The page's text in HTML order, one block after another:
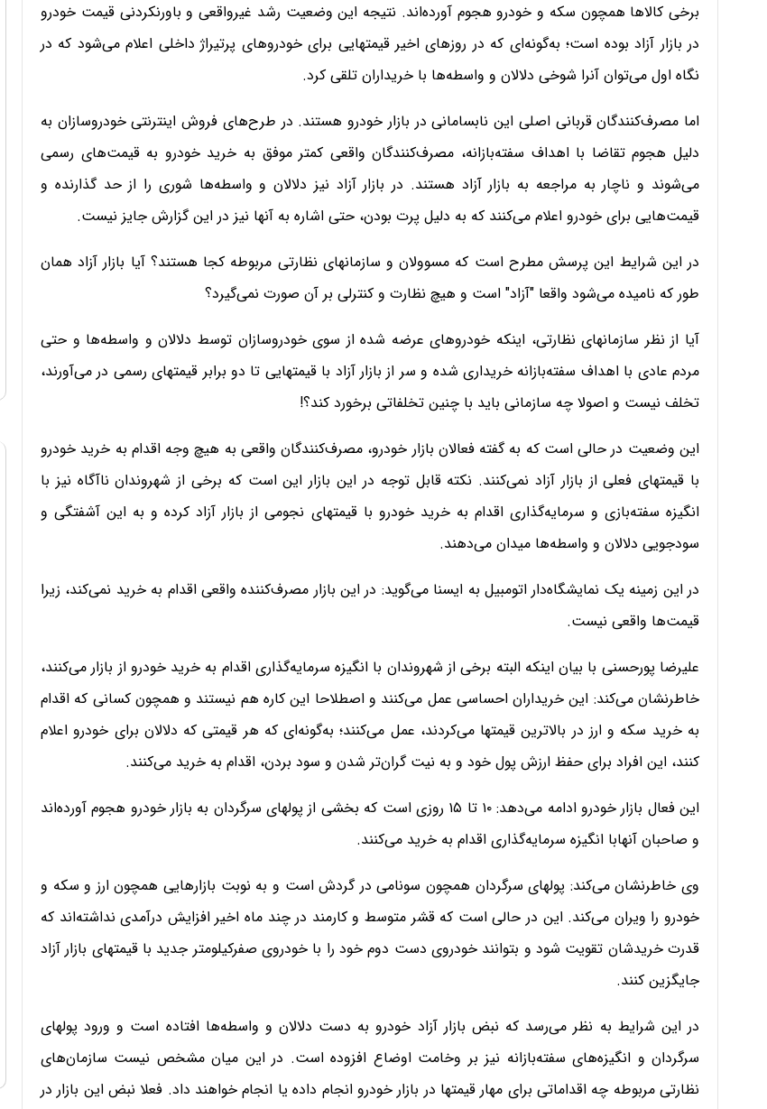
برخی کالاها همچون سکه و خودرو هجوم آورده‌اند. نتیجه این وضعیت رشد غیرواقعی و باورنکردنی قیمت خودرو
در بازار آزاد بوده است؛ به‌گونه‌ای که در روزهای اخیر قیمتهایی برای خودروهای پرتیراژ داخلی اعلام می‌شود که در
نگاه اول می‌توان آنرا شوخی دلالان و واسطه‌ها با خریداران تلقی کرد.
اما مصرف‌کنندگان قربانی اصلی این نابسامانی در بازار خودرو هستند. در طرح‌های فروش اینترنتی خودروسازان به
دلیل هجوم تقاضا با اهداف سفته‌بازانه، مصرف‌کنندگان واقعی کمتر موفق به خرید خودرو به قیمت‌های رسمی
می‌شوند و ناچار به مراجعه به بازار آزاد هستند. در بازار آزاد نیز دلالان و واسطه‌ها شوری را از حد گذارنده و
قیمت‌هایی برای خودرو اعلام می‌کنند که به دلیل پرت بودن، حتی اشاره به آنها نیز در این گزارش جایز نیست.
در این شرایط این پرسش مطرح است که مسوولان و سازمانهای نظارتی مربوطه کجا هستند؟ آیا بازار آزاد همان
طور که نامیده می‌شود واقعا "آزاد" است و هیچ نظارت و کنترلی بر آن صورت نمی‌گیرد؟
آیا از نظر سازمانهای نظارتی، اینکه خودروهای عرضه شده از سوی خودروسازان توسط دلالان و واسطه‌ها و حتی
مردم عادی با اهداف سفته‌بازانه خریداری شده و سر از بازار آزاد با قیمتهایی تا دو برابر قیمتهای رسمی در می‌آورند،
تخلف نیست و اصولا چه سازمانی باید با چنین تخلفاتی برخورد کند؟!
این وضعیت در حالی است که به گفته فعالان بازار خودرو، مصرف‌کنندگان واقعی به هیچ وجه اقدام به خرید خودرو
با قیمتهای فعلی از بازار آزاد نمی‌کنند. نکته قابل توجه در این بازار این است که برخی از شهروندان ناآگاه نیز با
انگیزه سفته‌بازی و سرمایه‌گذاری اقدام به خرید خودرو با قیمتهای نجومی از بازار آزاد کرده و به این آشفتگی و
سودجویی دلالان و واسطه‌ها میدان می‌دهند.
در این زمینه یک نمایشگاه‌دار اتومبیل به ایسنا می‌گوید: در این بازار مصرف‌کننده واقعی اقدام به خرید نمی‌کند، زیرا
قیمت‌ها واقعی نیست.
علیرضا پورحسنی با بیان اینکه البته برخی از شهروندان با انگیزه سرمایه‌گذاری اقدام به خرید خودرو از بازار می‌کنند،
خاطرنشان می‌کند: این خریداران احساسی عمل می‌کنند و اصطلاحا این کاره هم نیستند و همچون کسانی که اقدام
به خرید سکه و ارز در بالاترین قیمتها می‌کردند، عمل می‌کنند؛ به‌گونه‌ای که هر قیمتی که دلالان برای خودرو اعلام
کنند، این افراد برای حفظ ارزش پول خود و به نیت گران‌تر شدن و سود بردن، اقدام به خرید می‌کنند.
این فعال بازار خودرو ادامه می‌دهد: ۱۰ تا ۱۵ روزی است که بخشی از پولهای سرگردان به بازار خودرو هجوم آورده‌اند
و صاحبان آنهابا انگیزه سرمایه‌گذاری اقدام به خرید می‌کنند.
وی خاطرنشان می‌کند: پولهای سرگردان همچون سونامی در گردش است و به نوبت بازارهایی همچون ارز و سکه و
خودرو را ویران می‌کند. این در حالی است که قشر متوسط و کارمند در چند ماه اخیر افزایش درآمدی نداشته‌اند که
قدرت خریدشان تقویت شود و بتوانند خودروی دست دوم خود را با خودروی صفرکیلومتر جدید با قیمتهای بازار آزاد
جایگزین کنند.
در این شرایط به نظر می‌رسد که نبض بازار آزاد خودرو به دست دلالان و واسطه‌ها افتاده است و ورود پولهای
سرگردان و انگیزه‌های سفته‌بازانه نیز بر وخامت اوضاع افزوده است. در این میان مشخص نیست سازمان‌های
نظارتی مربوطه چه اقداماتی برای مهار قیمتها در بازار خودرو انجام داده یا انجام خواهند داد. فعلا نبض این بازار در